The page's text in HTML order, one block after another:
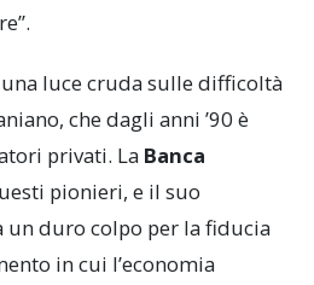
luce cruda sulle difficoltà
che dagli anni ’90 è
privati. La Banca
pionieri, e il suo
duro colpo per la fiducia
in cui l’economia